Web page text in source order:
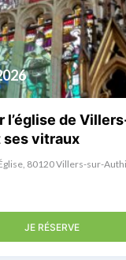
l’église de
ses vitraux
80120 Villers-sur-
JE RÉSERVE